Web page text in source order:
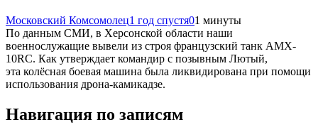
Московский Комсомолец1 год спустя01 минуты
По данным СМИ, в Херсонской области наши
военнослужащие вывели из строя французский танк AMX-
10RC. Как утверждает командир с позывным Лютый,
эта колёсная боевая машина была ликвидирована при помощи
использования дрона-камикадзе.
Навигация по записям